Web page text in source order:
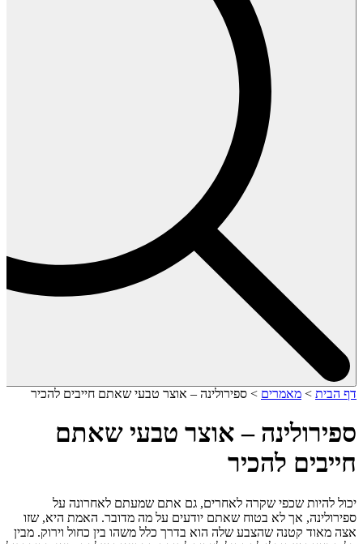
דף הבית > מאמרים > ספירולינה – אוצר טבעי שאתם חייבים להכיר
ספירולינה – אוצר טבעי שאתם
חייבים להכיר
יכול להיות שכפי שקרה לאחרים, גם אתם שמעתם לאחרונה על
ספירולינה, אך לא בטוח שאתם יודעים על מה מדובר. האמת היא, שזו
אצה מאוד קטנה שהצבע שלה הוא בדרך כלל משהו בין כחול וירוק. מבין